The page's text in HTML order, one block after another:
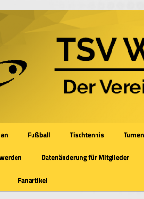
Fußball Tischtennis Turnen
Datenänderung für Mitglieder
Fanartikel